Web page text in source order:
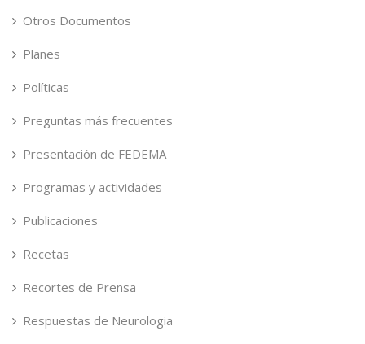
Otros Documentos
Planes
Políticas
Preguntas más frecuentes
Presentación de FEDEMA
Programas y actividades
Publicaciones
Recetas
Recortes de Prensa
Respuestas de Neurologia